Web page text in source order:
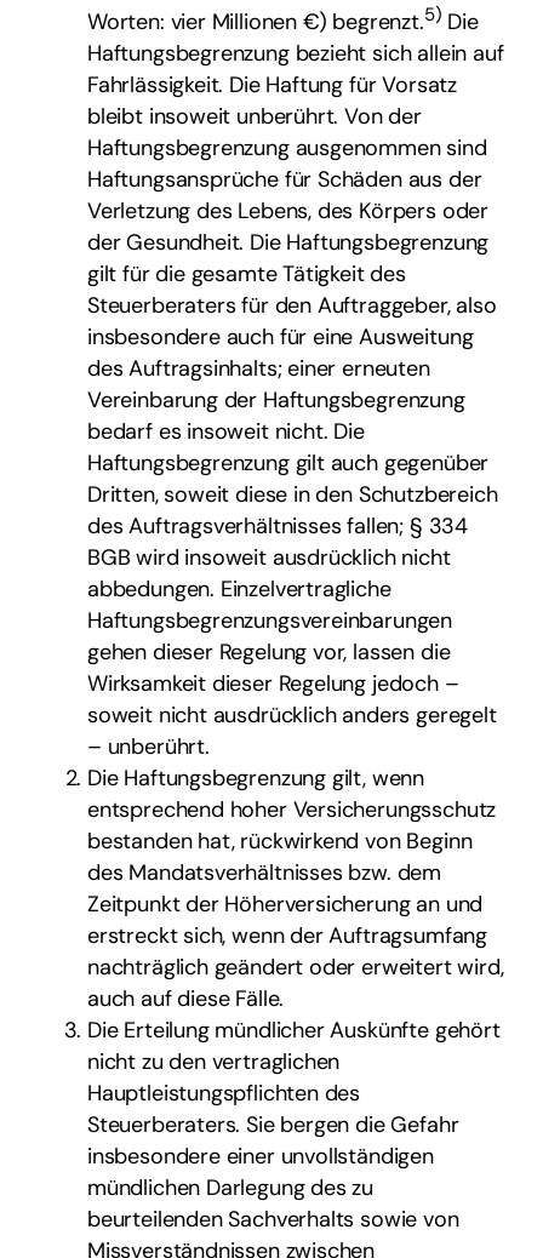
Worten: vier Millionen €) begrenzt.5) Die
Haftungsbegrenzung bezieht sich allein auf
Fahrlässigkeit. Die Haftung für Vorsatz
bleibt insoweit unberührt. Von der
Haftungsbegrenzung ausgenommen sind
Haftungsansprüche für Schäden aus der
Verletzung des Lebens, des Körpers oder
der Gesundheit. Die Haftungsbegrenzung
gilt für die gesamte Tätigkeit des
Steuerberaters für den Auftraggeber, also
insbesondere auch für eine Ausweitung
des Auftragsinhalts; einer erneuten
Vereinbarung der Haftungsbegrenzung
bedarf es insoweit nicht. Die
Haftungsbegrenzung gilt auch gegenüber
Dritten, soweit diese in den Schutzbereich
des Auftragsverhältnisses fallen; § 334
BGB wird insoweit ausdrücklich nicht
abbedungen. Einzelvertragliche
Haftungsbegrenzungsvereinbarungen
gehen dieser Regelung vor, lassen die
Wirksamkeit dieser Regelung jedoch –
soweit nicht ausdrücklich anders geregelt
– unberührt.
Die Haftungsbegrenzung gilt, wenn
entsprechend hoher Versicherungsschutz
bestanden hat, rückwirkend von Beginn
des Mandatsverhältnisses bzw. dem
Zeitpunkt der Höherversicherung an und
erstreckt sich, wenn der Auftragsumfang
nachträglich geändert oder erweitert wird,
auch auf diese Fälle.
Die Erteilung mündlicher Auskünfte gehört
nicht zu den vertraglichen
Hauptleistungspflichten des
Steuerberaters. Sie bergen die Gefahr
insbesondere einer unvollständigen
mündlichen Darlegung des zu
beurteilenden Sachverhalts sowie von
Missverständnissen zwischen